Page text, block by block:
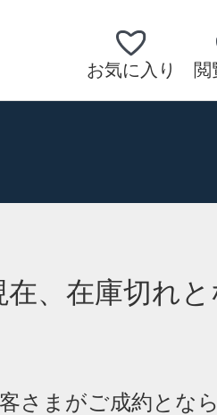
お気に入り 閲
在、在庫切れ
さまがご成約とな